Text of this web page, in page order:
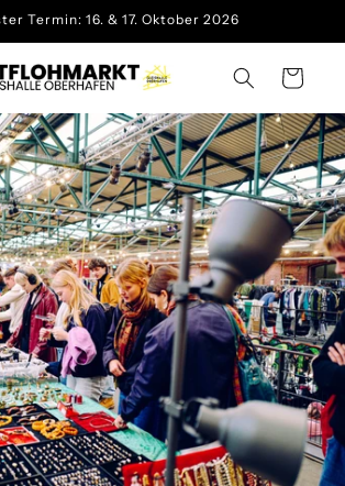
Termin: 16. & 17. Oktober 2026
Warenkorb